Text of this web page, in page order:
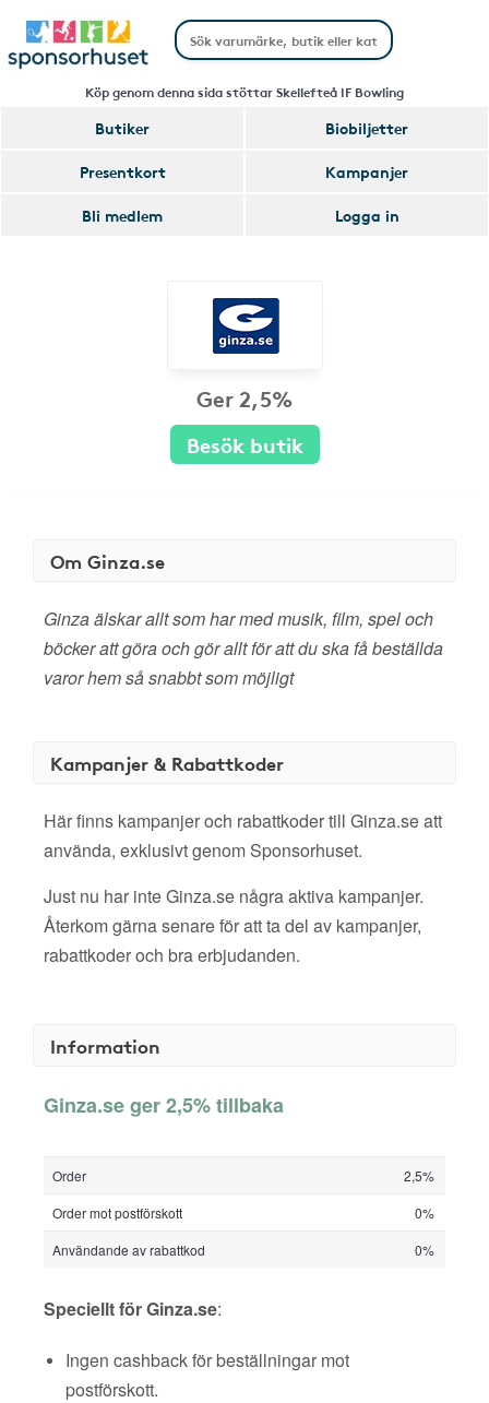
Köp genom denna sida stöttar Skellefteå IF Bowling
Butiker
Biobiljetter
Presentkort
Kampanjer
Bli medlem
Logga in
Ger 2,5%
Besök butik
Om Ginza.se
Ginza älskar allt som har med musik, film, spel och
böcker att göra och gör allt för att du ska få beställda
varor hem så snabbt som möjligt
Kampanjer & Rabattkoder
Här finns kampanjer och rabattkoder till Ginza.se att
använda, exklusivt genom Sponsorhuset.
Just nu har inte Ginza.se några aktiva kampanjer.
Återkom gärna senare för att ta del av kampanjer,
rabattkoder och bra erbjudanden.
Information
Ginza.se ger 2,5% tillbaka
Order
2,5%
Order mot postförskott
0%
Användande av rabattkod
0%
Speciellt för Ginza.se:
Ingen cashback för beställningar mot
postförskott.